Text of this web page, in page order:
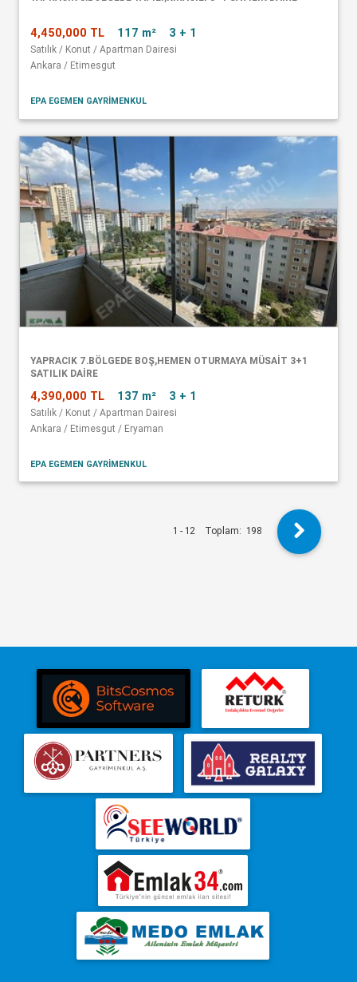
4,450,000 TL 117 m² 3 + 1
Satılık / Konut / Apartman Dairesi
Ankara / Etimesgut
EPA EGEMEN GAYRİMENKUL
YAPRACIK 7.BÖLGEDE BOŞ,HEMEN OTURMAYA MÜSAİT 3+1
SATILIK DAİRE
4,390,000 TL 137 m² 3 + 1
Satılık / Konut / Apartman Dairesi
Ankara / Etimesgut / Eryaman
EPA EGEMEN GAYRİMENKUL
1 - 12 Toplam: 198